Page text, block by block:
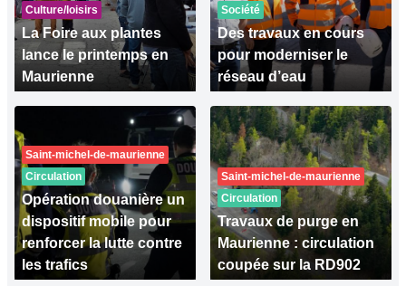
Culture/loisirs
La Foire aux plantes
lance le printemps en
Maurienne
Société
Des travaux en cours
pour moderniser le
réseau d’eau
Saint-michel-de-maurienne
Circulation
Opération douanière un
dispositif mobile pour
renforcer la lutte contre
les trafics
Saint-michel-de-maurienne
Circulation
Travaux de purge en
Maurienne : circulation
coupée sur la RD902